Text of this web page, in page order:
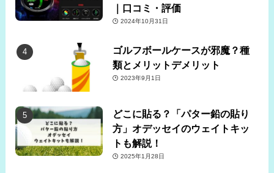
｜口コミ・評価
2024年10月31日
ゴルフボールケースが邪魔？種
類とメリットデメリット
2023年9月1日
どこに貼る？「パター鉛の貼り
方」オデッセイのウェイトキッ
トも解説！
2025年1月28日